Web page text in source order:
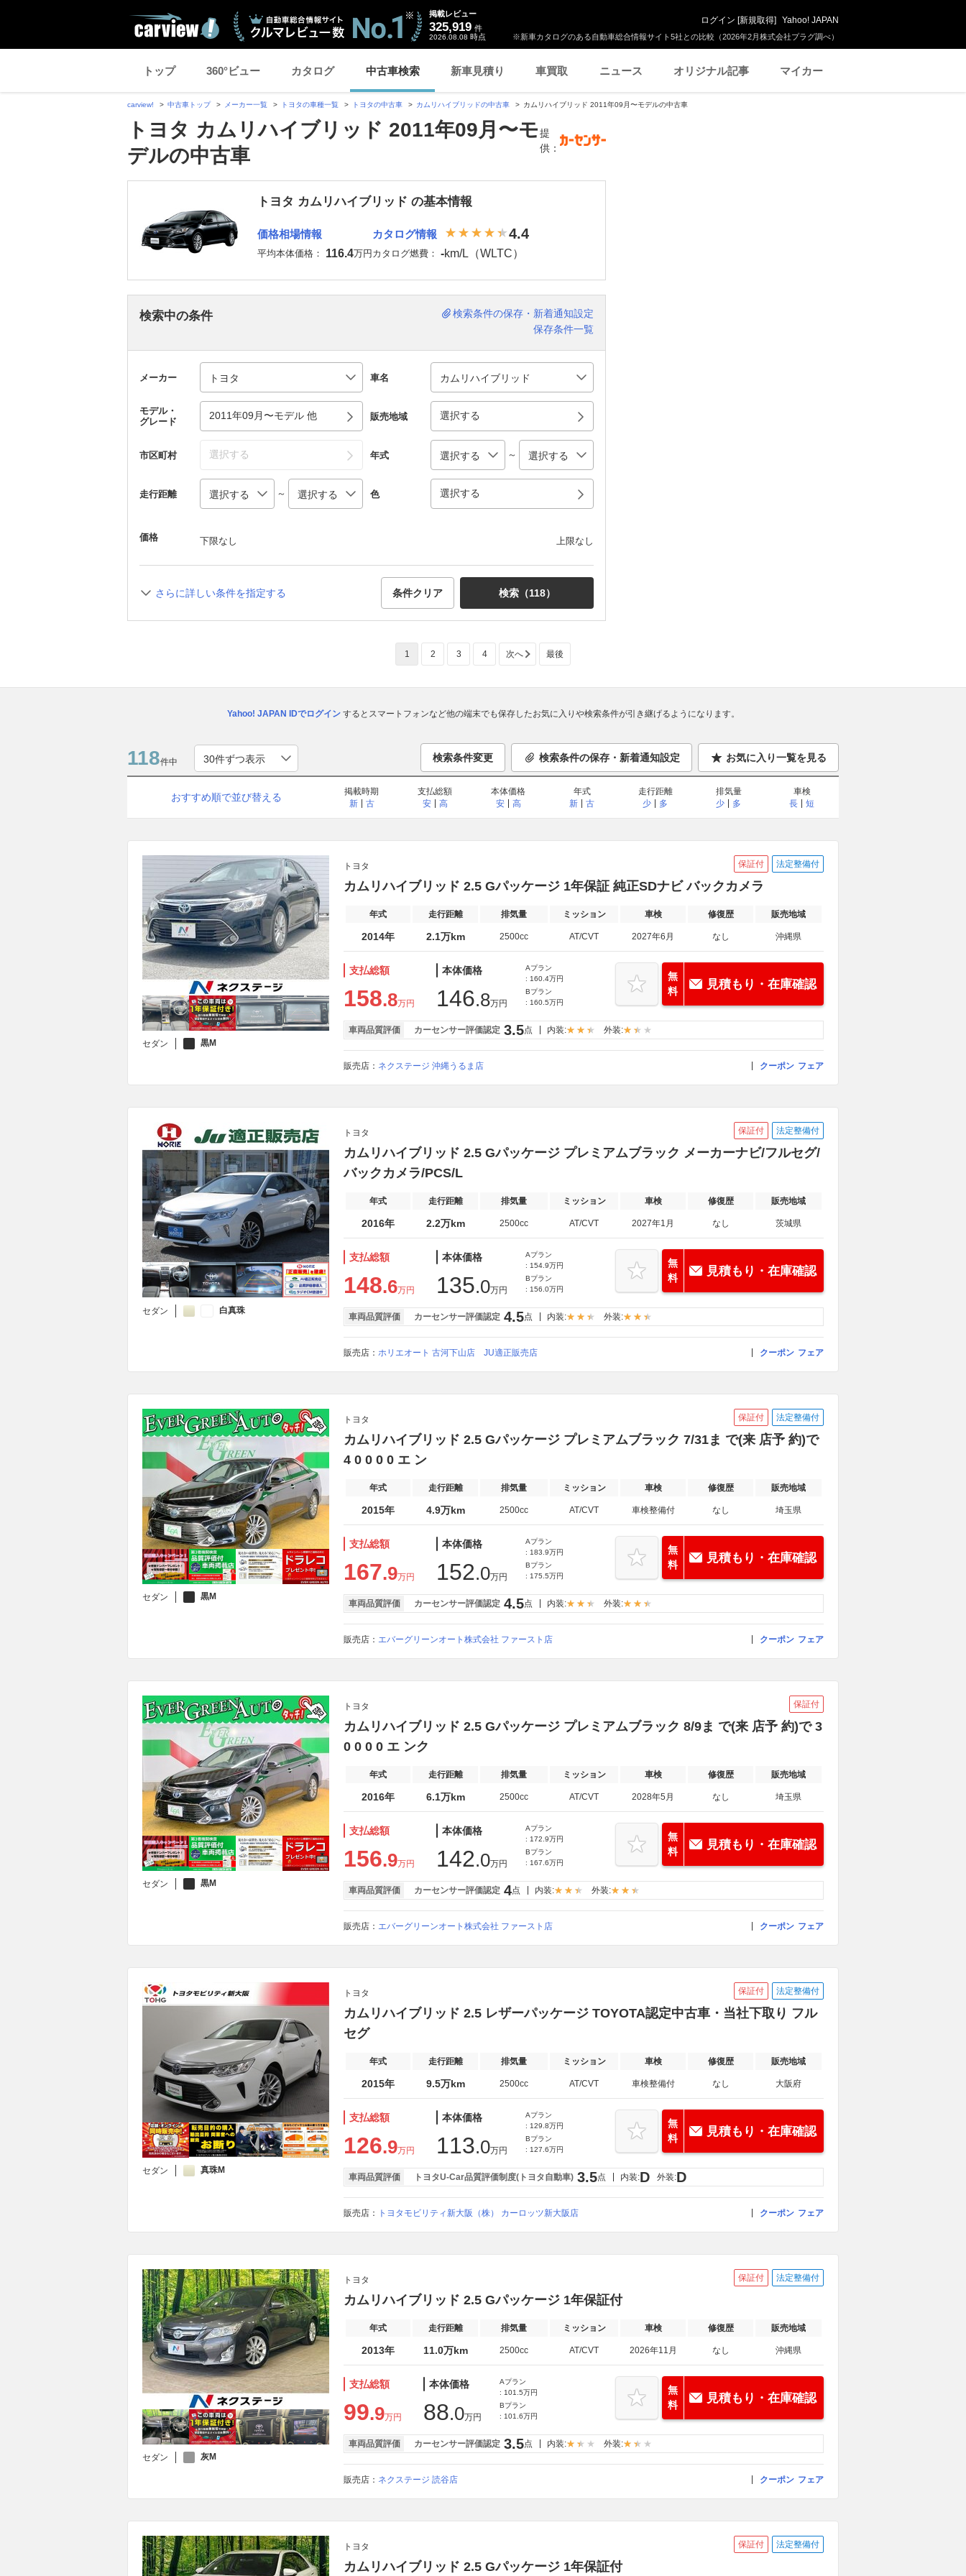
※新車カタログのある自動車総合情報サイト5社との比較（2026年2月株式会社プラグ調べ）
掲載レビュー
325,919 件
2026.08.08 時点
ログイン [新規取得] Yahoo! JAPAN
トップ 360°ビュー カタログ 中古車検索 新車見積り 車買取 ニュース オリジナル記事 マイカー
carview! 中古車トップ メーカー一覧 トヨタの車種一覧 トヨタの中古車 カムリハイブリッドの中古車 カムリハイブリッド 2011年09月〜モデルの中古車
トヨタ カムリハイブリッド 2011年09月〜モ
デルの中古車
提
供：
トヨタ カムリハイブリッド の基本情報
価格相場情報
平均本体価格： 116.4万円
カタログ情報 4.4
カタログ燃費： -km/L（WLTC）
検索中の条件
検索条件の保存・新着通知設定
保存条件一覧
メーカー 車名
モデル・
グレード
2011年09月〜モデル 他 販売地域 選択する
市区町村 選択する 年式 ～
走行距離 ～ 色 選択する
価格 下限なし 上限なし
さらに詳しい条件を指定する 条件クリア 検索（118）
1 2 3 4 次へ 最後
Yahoo! JAPAN IDでログインするとスマートフォンなど他の端末でも保存したお気に入りや検索条件が引き継げるようになります。
118件中 検索条件変更 検索条件の保存・新着通知設定 お気に入り一覧を見る
おすすめ順で並び替える
掲載時期
新
古
支払総額
安
高
本体価格
安
高
年式
新
古
走行距離
少
多
排気量
少
多
車検
長
短
セダン 黒M
トヨタ 保証付 法定整備付
カムリハイブリッド 2.5 Gパッケージ 1年保証 純正SDナビ バックカメラ
年式 走行距離 排気量 ミッション 車検 修復歴 販売地域
2014年 2.1万km 2500cc AT/CVT 2027年6月 なし 沖縄県
支払総額
158.8万円
本体価格
146.8万円
Aプラン
: 160.4万円
Bプラン
: 160.5万円
無
料
見積もり・在庫確認
車両品質評価 カーセンサー評価認定 3.5点 内装: 外装:
販売店： ネクステージ 沖縄うるま店 クーポン フェア
セダン 白真珠
トヨタ 保証付 法定整備付
カムリハイブリッド 2.5 Gパッケージ プレミアムブラック メーカーナビ/フルセグ/
バックカメラ/PCS/L
年式 走行距離 排気量 ミッション 車検 修復歴 販売地域
2016年 2.2万km 2500cc AT/CVT 2027年1月 なし 茨城県
支払総額
148.6万円
本体価格
135.0万円
Aプラン
: 154.9万円
Bプラン
: 156.0万円
無
料
見積もり・在庫確認
車両品質評価 カーセンサー評価認定 4.5点 内装: 外装:
販売店： ホリエオート 古河下山店 JU適正販売店 クーポン フェア
セダン 黒M
トヨタ 保証付 法定整備付
カムリハイブリッド 2.5 Gパッケージ プレミアムブラック 7/31ま で(来 店予 約)で
4 0 0 0 0 エ ン
年式 走行距離 排気量 ミッション 車検 修復歴 販売地域
2015年 4.9万km 2500cc AT/CVT 車検整備付 なし 埼玉県
支払総額
167.9万円
本体価格
152.0万円
Aプラン
: 183.9万円
Bプラン
: 175.5万円
無
料
見積もり・在庫確認
車両品質評価 カーセンサー評価認定 4.5点 内装: 外装:
販売店： エバーグリーンオート株式会社 ファースト店 クーポン フェア
セダン 黒M
トヨタ 保証付
カムリハイブリッド 2.5 Gパッケージ プレミアムブラック 8/9ま で(来 店予 約)で 3
0 0 0 0 エ ンク
年式 走行距離 排気量 ミッション 車検 修復歴 販売地域
2016年 6.1万km 2500cc AT/CVT 2028年5月 なし 埼玉県
支払総額
156.9万円
本体価格
142.0万円
Aプラン
: 172.9万円
Bプラン
: 167.6万円
無
料
見積もり・在庫確認
車両品質評価 カーセンサー評価認定 4点 内装: 外装:
販売店： エバーグリーンオート株式会社 ファースト店 クーポン フェア
セダン 真珠M
トヨタ 保証付 法定整備付
カムリハイブリッド 2.5 レザーパッケージ TOYOTA認定中古車・当社下取り フル
セグ
年式 走行距離 排気量 ミッション 車検 修復歴 販売地域
2015年 9.5万km 2500cc AT/CVT 車検整備付 なし 大阪府
支払総額
126.9万円
本体価格
113.0万円
Aプラン
: 129.8万円
Bプラン
: 127.6万円
無
料
見積もり・在庫確認
車両品質評価 トヨタU-Car品質評価制度(トヨタ自動車) 3.5点 内装:D 外装:D
販売店： トヨタモビリティ新大阪（株） カーロッツ新大阪店 クーポン フェア
セダン 灰M
トヨタ 保証付 法定整備付
カムリハイブリッド 2.5 Gパッケージ 1年保証付
年式 走行距離 排気量 ミッション 車検 修復歴 販売地域
2013年 11.0万km 2500cc AT/CVT 2026年11月 なし 沖縄県
支払総額
99.9万円
本体価格
88.0万円
Aプラン
: 101.5万円
Bプラン
: 101.6万円
無
料
見積もり・在庫確認
車両品質評価 カーセンサー評価認定 3.5点 内装: 外装:
販売店： ネクステージ 読谷店 クーポン フェア
トヨタ 保証付 法定整備付
カムリハイブリッド 2.5 Gパッケージ 1年保証付